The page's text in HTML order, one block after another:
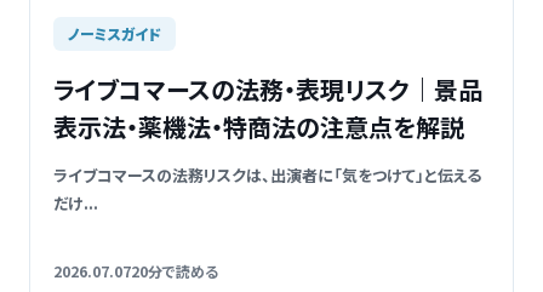
ノーミスガイド
ライブコマースの法務・表現リスク｜景品
表示法・薬機法・特商法の注意点を解説
ライブコマースの法務リスクは、出演者に「気をつけて」と伝える
だけ...
2026.07.0720分で読める